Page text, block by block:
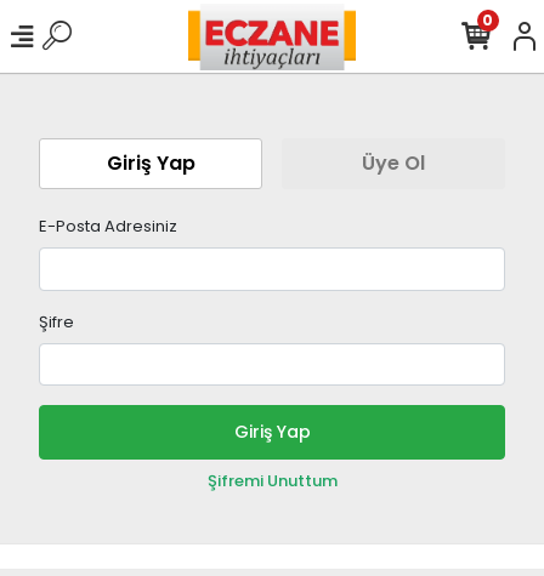
0
Giriş Yap Üye Ol
E-Posta Adresiniz
Şifre
Giriş Yap
Şifremi Unuttum